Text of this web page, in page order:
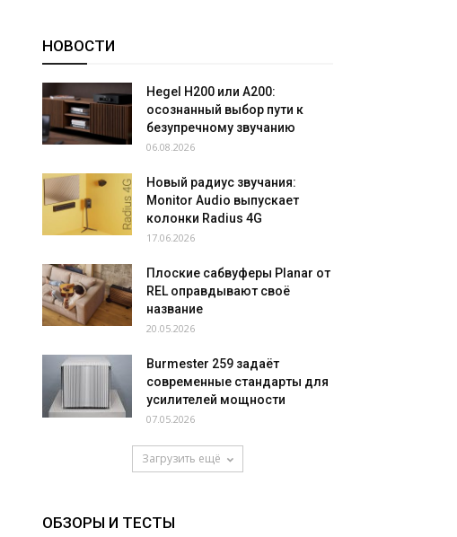
НОВОСТИ
Hegel H200 или A200:
осознанный выбор пути к
безупречному звучанию
06.08.2026
Новый радиус звучания:
Monitor Audio выпускает
колонки Radius 4G
17.06.2026
Плоские сабвуферы Planar от
REL оправдывают своё
название
20.05.2026
Burmester 259 задаёт
современные стандарты для
усилителей мощности
07.05.2026
Загрузить ещё
ОБЗОРЫ И ТЕСТЫ